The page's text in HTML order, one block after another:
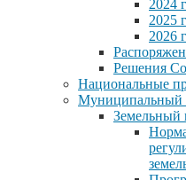
2024
2025
2026
Решения
Национальные
Муниципальный
Земельный